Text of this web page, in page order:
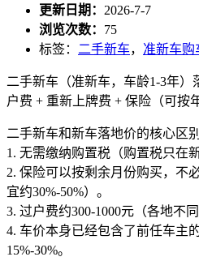
更新日期： 2026-7-7
浏览次数： 75
标签： 二手新车， 准新车购
二手新车（准新车，车龄1-3年）
户费 + 重新上牌费 + 保险（可按
二手新车和新车落地价的核心区别
1. 无需缴纳购置税（购置税只在
2. 保险可以按剩余月份购买，不
宜约30%-50%）。
3. 过户费约300-1000元（各地不
4. 车价本身已经包含了前任车主
15%-30%。